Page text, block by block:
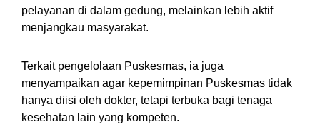
pelayanan di dalam gedung, melainkan lebih aktif
menjangkau masyarakat.
Terkait pengelolaan Puskesmas, ia juga
menyampaikan agar kepemimpinan Puskesmas tidak
hanya diisi oleh dokter, tetapi terbuka bagi tenaga
kesehatan lain yang kompeten.